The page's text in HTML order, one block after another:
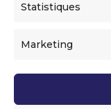
Statistiques
Marketing